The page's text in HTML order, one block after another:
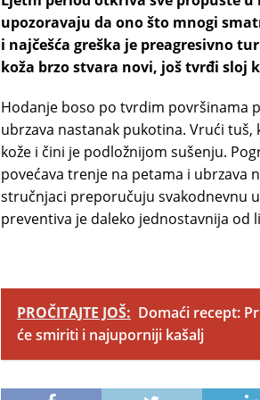
upozoravaju da ono što mnogi
i najčešća greška je preagresivno
koža brzo stvara novi, još tvrđi sloj
Hodanje boso po tvrdim površinama
ubrzava nastanak pukotina. Vrući
kože i čini je podložnijom sušenju.
povećava trenje na petama i ubrzava
stručnjaci preporučuju svakodnevnu
preventiva je daleko jednostavnija od
PROČITAJTE JOŠ: Domaći recept:
će smiriti i najuporniji kašalj